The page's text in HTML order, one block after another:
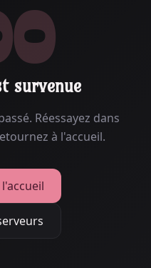
survenue
Réessayez dans
à l'accueil.